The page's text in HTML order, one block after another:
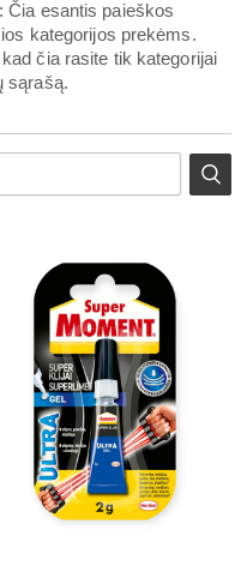
Čia esantis paieškos
kategorijos prekėms.
čia rasite tik kategorijai
sąrašą.